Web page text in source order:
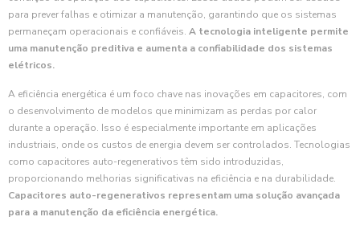
para prever falhas e otimizar a manutenção, garantindo que os sistemas
permaneçam operacionais e confiáveis. A tecnologia inteligente permite
uma manutenção preditiva e aumenta a confiabilidade dos sistemas
elétricos.
A eficiência energética é um foco chave nas inovações em capacitores, com
o desenvolvimento de modelos que minimizam as perdas por calor
durante a operação. Isso é especialmente importante em aplicações
industriais, onde os custos de energia devem ser controlados. Tecnologias
como capacitores auto-regenerativos têm sido introduzidas,
proporcionando melhorias significativas na eficiência e na durabilidade.
Capacitores auto-regenerativos representam uma solução avançada
para a manutenção da eficiência energética.